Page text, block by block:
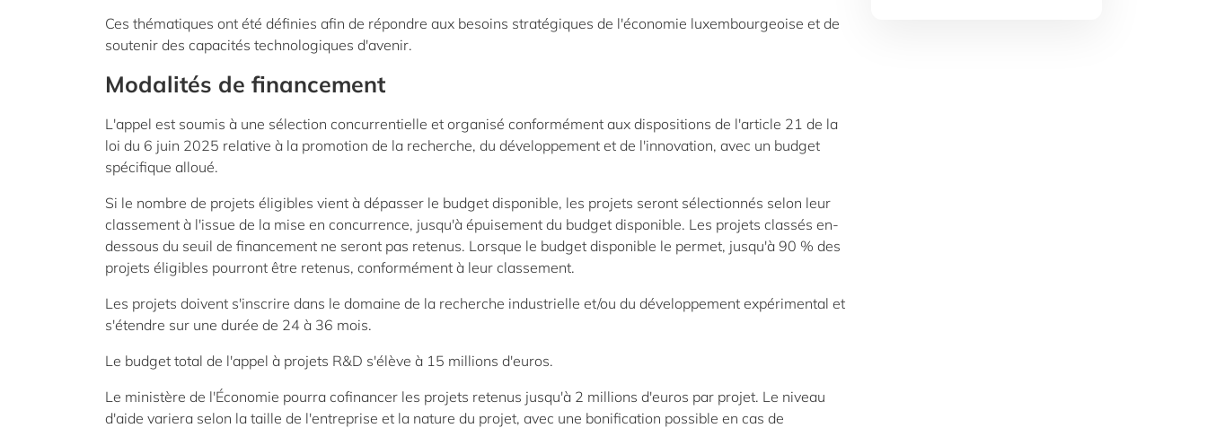
Ces thématiques ont été définies afin de répondre aux besoins stratégiques de l'économie luxembourgeoise et de
soutenir des capacités technologiques d'avenir.
Modalités de financement
L'appel est soumis à une sélection concurrentielle et organisé conformément aux dispositions de l'article 21 de la
loi du 6 juin 2025 relative à la promotion de la recherche, du développement et de l'innovation, avec un budget
spécifique alloué.
Si le nombre de projets éligibles vient à dépasser le budget disponible, les projets seront sélectionnés selon leur
classement à l'issue de la mise en concurrence, jusqu'à épuisement du budget disponible. Les projets classés en-
dessous du seuil de financement ne seront pas retenus. Lorsque le budget disponible le permet, jusqu'à 90 % des
projets éligibles pourront être retenus, conformément à leur classement.
Les projets doivent s'inscrire dans le domaine de la recherche industrielle et/ou du développement expérimental et
s'étendre sur une durée de 24 à 36 mois.
Le budget total de l'appel à projets R&D s'élève à 15 millions d'euros.
Le ministère de l'Économie pourra cofinancer les projets retenus jusqu'à 2 millions d'euros par projet. Le niveau
d'aide variera selon la taille de l'entreprise et la nature du projet, avec une bonification possible en cas de